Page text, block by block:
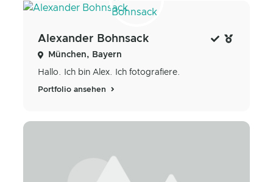
Alexander Bohnsack
München, Bayern
Hallo. Ich bin Alex. Ich fotografiere.
Portfolio ansehen